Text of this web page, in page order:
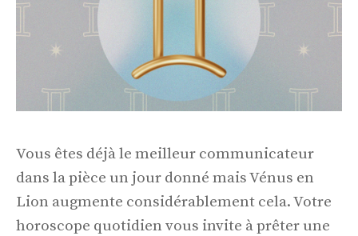
Vous êtes déjà le meilleur communicateur
dans la pièce un jour donné mais Vénus en
Lion augmente considérablement cela. Votre
horoscope quotidien vous invite à prêter une